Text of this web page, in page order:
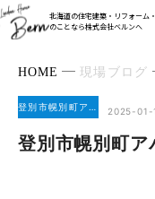
北海道の住宅建築・リフォーム
のことなら株式会社ベルンへ
HOME 現場ブログ
登別市幌別町アパート新築工事 2025-01-
登別市幌別町